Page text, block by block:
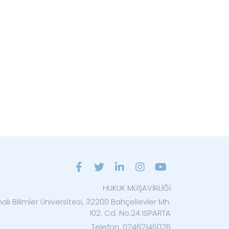
HUKUK MÜŞAVİRLİĞİ
Bilimler Üniversitesi, 32200 Bahçelievler Mh.
102. Cd. No:24 ISPARTA
Telefon: 02462146026